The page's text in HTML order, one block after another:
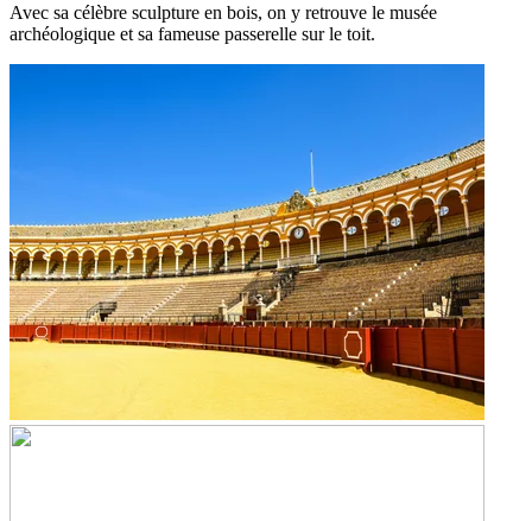
Avec sa célèbre sculpture en bois, on y retrouve le musée
archéologique et sa fameuse passerelle sur le toit.